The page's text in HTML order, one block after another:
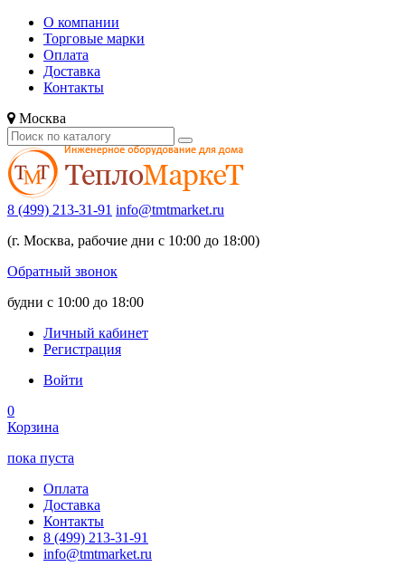
О компании
Торговые марки
Оплата
Доставка
Контакты
Москва
8 (499) 213-31-91 info@tmtmarket.ru
(г. Москва, рабочие дни с 10:00 до 18:00)
Обратный звонок
будни с 10:00 до 18:00
Личный кабинет
Регистрация
Войти
0
Корзина
пока пуста
Оплата
Доставка
Контакты
8 (499) 213-31-91
info@tmtmarket.ru